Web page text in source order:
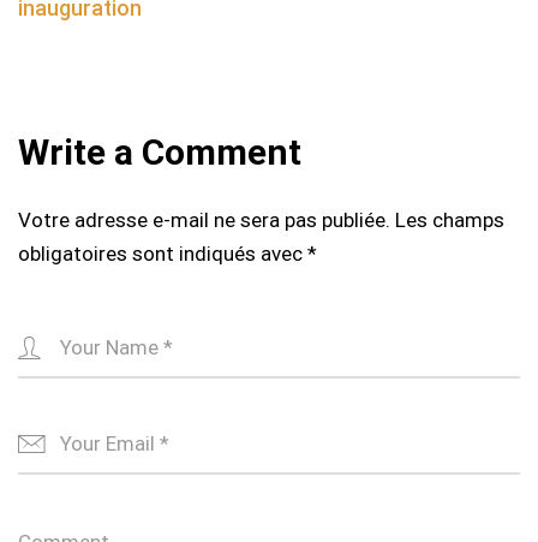
inauguration
Write a Comment
Votre adresse e-mail ne sera pas publiée. Les champs
obligatoires sont indiqués avec *